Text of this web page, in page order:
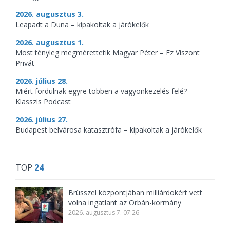
2026. augusztus 3.
Leapadt a Duna – kipakoltak a járókelők
2026. augusztus 1.
Most tényleg megmérettetik Magyar Péter – Ez Viszont
Privát
2026. július 28.
Miért fordulnak egyre többen a vagyonkezelés felé?
Klasszis Podcast
2026. július 27.
Budapest belvárosa katasztrófa – kipakoltak a járókelők
TOP 24
Brüsszel központjában milliárdokért vett
volna ingatlant az Orbán-kormány
2026. augusztus 7. 07:26